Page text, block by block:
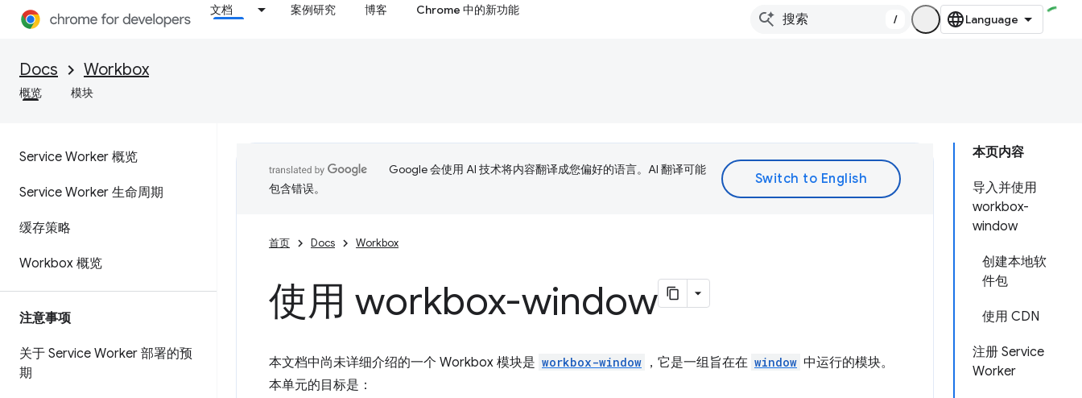
文档 案例研究 博客 Chrome 中的新功能
/
Docs Workbox
概览 模块
Service Worker 概览
Service Worker 生命周期
缓存策略
Workbox 概览
注意事项
关于 Service Worker 部署的预
期
本页内容
导入并使用
workbox-
window
创建本地软
件包
使用 CDN
注册 Service
Worker
Google 会使用 AI 技术将内容翻译成您偏好的语言。AI 翻译可能
包含错误。
首页 Docs Workbox
使用 workbox-window
本文档中尚未详细介绍的一个 Workbox 模块是 workbox-window ，它是一组旨在在 window 中运行的模块。
本单元的目标是：